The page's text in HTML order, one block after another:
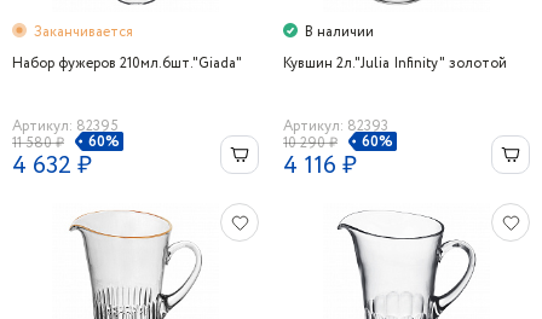
Заканчивается
Набор фужеров 210мл.6шт."Giada"
Артикул: 82395
11 580 ₽
60%
4 632 ₽
В наличии
Кувшин 2л."Julia Infinity" золотой
Артикул: 82393
10 290 ₽
60%
4 116 ₽